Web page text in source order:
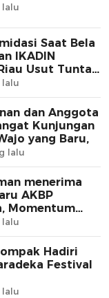
lalu
Saat Bela
IKADIN
Usut Tuntas
lalu
dan Anggota
Kunjungan
yang Baru,
lalu
menerima
AKBP
Momentum
lalu
Hadiri
Festival
lalu